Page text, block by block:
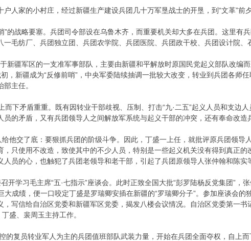
家的小村庄，经过新疆生产建设兵团几十万军垦战士的开垦，到“文革”前
战略要塞。兵团司令部设在乌鲁木齐，而重要机关却大多在兵团。这里有
一毛纺厂、兵团独立团、兵团农学院、兵团医院、兵团政干校、兵团设计院、
疆军区的一支准军事部队，主要由新疆和平解放时原国民党起义部队改编
，新疆成为“反修前哨”，中央军委陆续抽调一批较大改变，转业到兵团各师
主任。
下矛盾重重。既有因转业干部歧视、压制、打击“九·二五”起义人员和支边
的矛盾，又有兵团领导人之间解放军系统与起义干部的冲突，还有奉命改造
交了底：要狠抓兵团的阶级斗争。因此，丁盛一上任，就批评原兵团领导
，只使用不改造，致使其中的不少人员，特别是一些起义机关没有得到真正
人员的心，也触犯了兵团老领导和老干部，引起了兵团原领导人张仲翰和陈实
学习毛主席“五·七指示”座谈会。此时正致全国大批“彭罗陆杨反党集团”，
大成绩，便一口咬定丁盛是罗瑞卿安插在新疆的“罗瑞卿分子”。参加座谈会
，写信给自治区党委和新疆军区党委，揭发八楼会议情况。自治区党委第一
盛、裴周玉主持工作。
员转业军人为主的兵团值班部队武装力量，开始在兵团全面夺权，自上而